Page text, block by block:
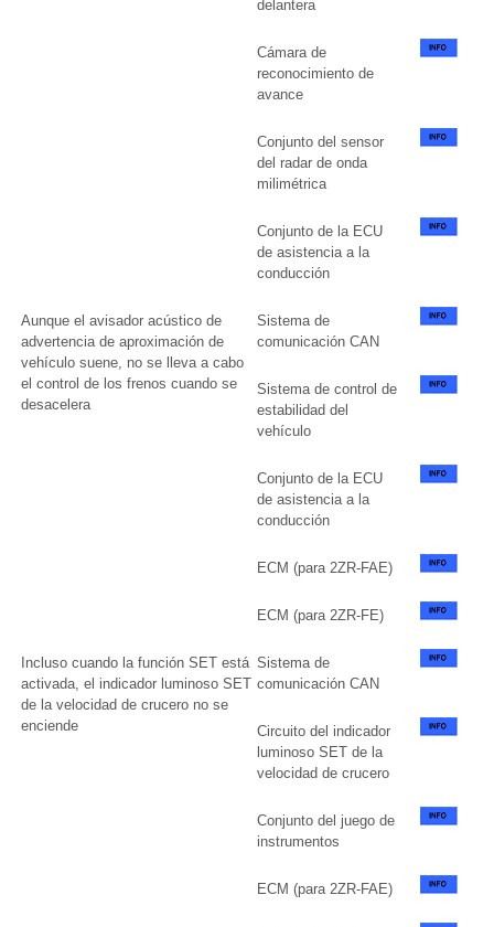
delantera
Cámara de
reconocimiento de
avance
Conjunto del sensor
del radar de onda
milimétrica
Conjunto de la ECU
de asistencia a la
conducción
Aunque el avisador acústico de
advertencia de aproximación de
vehículo suene, no se lleva a cabo
el control de los frenos cuando se
desacelera
Sistema de
comunicación CAN
Sistema de control de
estabilidad del
vehículo
Conjunto de la ECU
de asistencia a la
conducción
ECM (para 2ZR-FAE)
ECM (para 2ZR-FE)
Incluso cuando la función SET está
activada, el indicador luminoso SET
de la velocidad de crucero no se
enciende
Sistema de
comunicación CAN
Circuito del indicador
luminoso SET de la
velocidad de crucero
Conjunto del juego de
instrumentos
ECM (para 2ZR-FAE)